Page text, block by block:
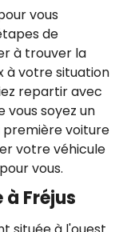
vous
de
à trouver la
à votre situation
repartir avec
vous soyez un
voiture
votre véhicule
vous.
Fréjus